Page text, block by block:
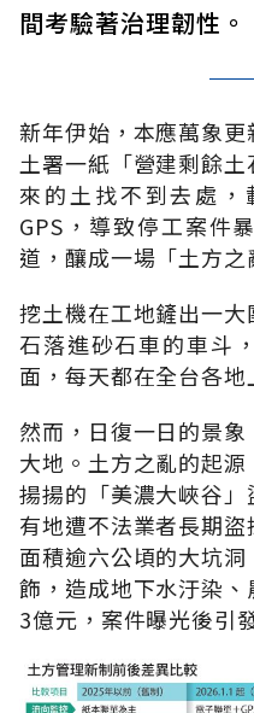
間考驗著治理韌性。
新年伊始，本應萬象
土署一紙「營建剩餘
來的土找不到去處
GPS，導致停工案件
道，釀成一場「土方之
挖土機在工地鏟出一
石落進砂石車的車斗
面，每天都在全台各地
然而，日復一日的景
大地。土方之亂的起
揚揚的「美濃大峽谷
有地遭不法業者長期
面積逾六公頃的大坑
飾，造成地下水汙染
3億元，案件曝光後引